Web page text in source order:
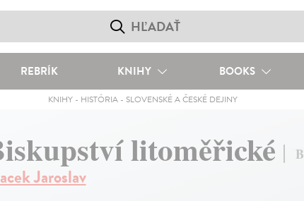
REBRÍK KNIHY BOOKS
KNIHY- HISTÓRIA- SLOVENSKÉ A ČESKÉ DEJINY
litoměřické
Jaroslav